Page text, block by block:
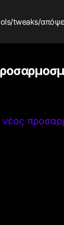
/tweaks/
νέος